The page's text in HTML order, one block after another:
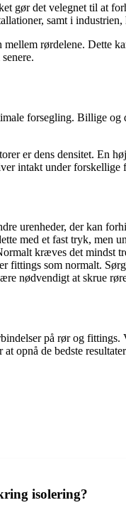
gør det velegnet til at
samt i
rørdelene. Dette
forsegling. Billige
er dens densitet. En
intakt under forskellige
urenheder, der kan
med et fast tryk, men
kræves det mindst
som normalt.
nødvendigt at skrue
på rør og
opnå de bedste
isolering?